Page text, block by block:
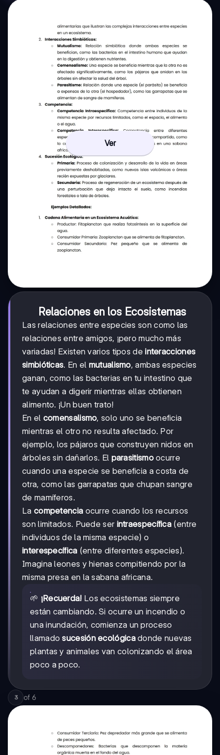
Ver
Relaciones en los Ecosistemas
Las relaciones entre especies son como las
relaciones entre amigos, ¡pero mucho más
variadas! Existen varios tipos deinteracciones
simbióticas. En el mutualismo, ambas especies
ganan, como las bacterias en tu intestino que
te ayudan a digerir mientras ellas obtienen
alimento. ¡Un buen trato!
En el comensalismo, solo uno se beneficia
mientras el otro no resulta afectado. Por
ejemplo, los pájaros que construyen nidos en
árboles sin dañarlos. El parasitismoocurre
cuando una especie se beneficia a costa de
otra, como las garrapatas que chupan sangre
de mamíferos.
La competencia ocurre cuando los recursos
son limitados. Puede ser intraespecífica (entre
individuos de la misma especie) o
interespecífica (entre diferentes especies).
Imagina leones y hienas compitiendo por la
misma presa en la sabana africana.
🌱 ¡Recuerda! Los ecosistemas siempre
están cambiando. Si ocurre un incendio o
una inundación, comienza un proceso
llamadosucesión ecológicadonde nuevas
plantas y animales van colonizando el área
poco a poco.
3 of 6